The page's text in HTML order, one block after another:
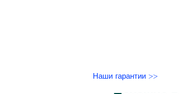
Наши гарантии >>